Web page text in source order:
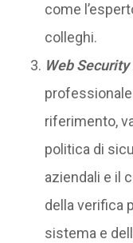
come
colleghi.
Web Security
riferimento,
politica di
aziendali e il
della verifica
sistema e